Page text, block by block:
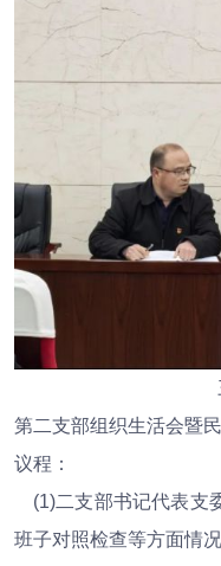
第二支部组织生活会暨
议程：
(1)二支部书记代表支
班子对照检查等方面情